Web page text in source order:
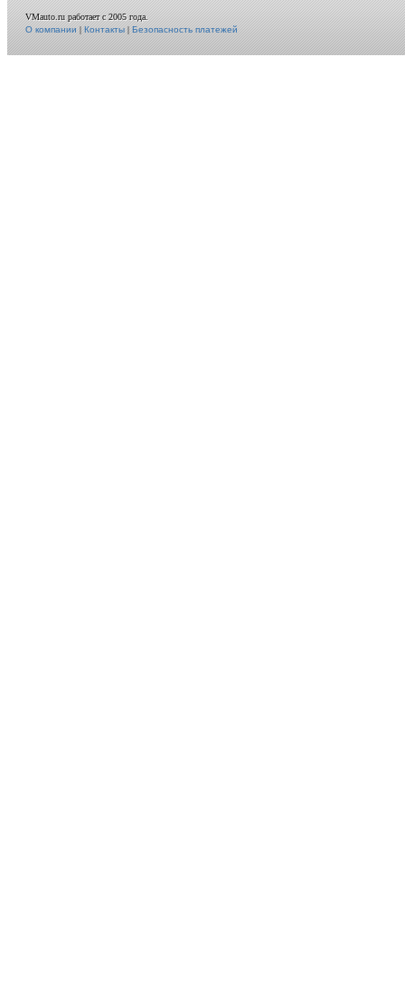
VMauto.ru работает с 2005 года.
О компании|Контакты|Безопасность платежей